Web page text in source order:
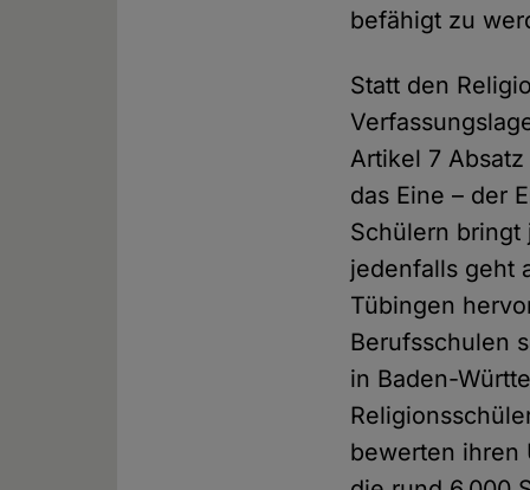
befähigt zu
Statt den
Artikel 7
das Eine – der
Schülern bringt
jedenfalls geht
Tübingen
Berufsschulen
in Baden-
bewerten ihren